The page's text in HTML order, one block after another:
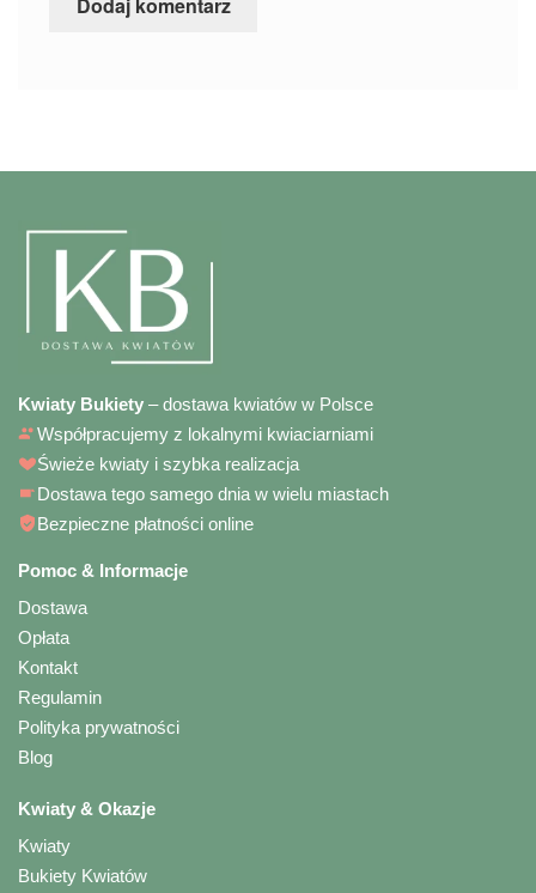
Kwiaty Bukiety – dostawa kwiatów w Polsce
Współpracujemy z lokalnymi kwiaciarniami
Świeże kwiaty i szybka realizacja
Dostawa tego samego dnia w wielu miastach
Bezpieczne płatności online
Pomoc & Informacje
Dostawa
Opłata
Kontakt
Regulamin
Polityka prywatności
Blog
Kwiaty & Okazje
Kwiaty
Bukiety Kwiatów